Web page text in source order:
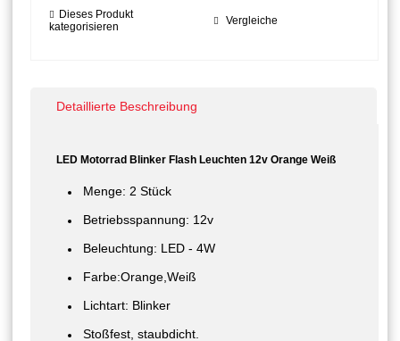
Dieses Produkt
kategorisieren
Vergleiche
Detaillierte Beschreibung
LED Motorrad Blinker Flash Leuchten 12v Orange Weiß
Menge: 2 Stück
Betriebsspannung: 12v
Beleuchtung: LED - 4W
Farbe:Orange,Weiß
Lichtart: Blinker
Stoßfest, staubdicht.